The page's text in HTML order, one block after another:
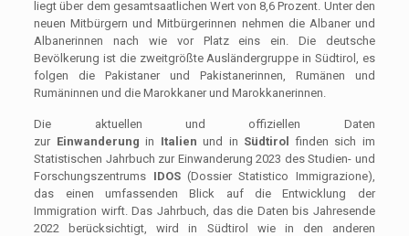
liegt über dem gesamtsaatlichen Wert von 8,6 Prozent. Unter den
neuen Mitbürgern und Mitbürgerinnen nehmen die Albaner und
Albanerinnen nach wie vor Platz eins ein. Die deutsche
Bevölkerung ist die zweitgrößte Ausländergruppe in Südtirol, es
folgen die Pakistaner und Pakistanerinnen, Rumänen und
Rumäninnen und die Marokkaner und Marokkanerinnen.
Die aktuellen und offiziellen Daten
zur Einwanderung in Italien und in Südtirol finden sich im
Statistischen Jahrbuch zur Einwanderung 2023 des Studien- und
Forschungszentrums IDOS (Dossier Statistico Immigrazione),
das einen umfassenden Blick auf die Entwicklung der
Immigration wirft. Das Jahrbuch, das die Daten bis Jahresende
2022 berücksichtigt, wird in Südtirol wie in den anderen